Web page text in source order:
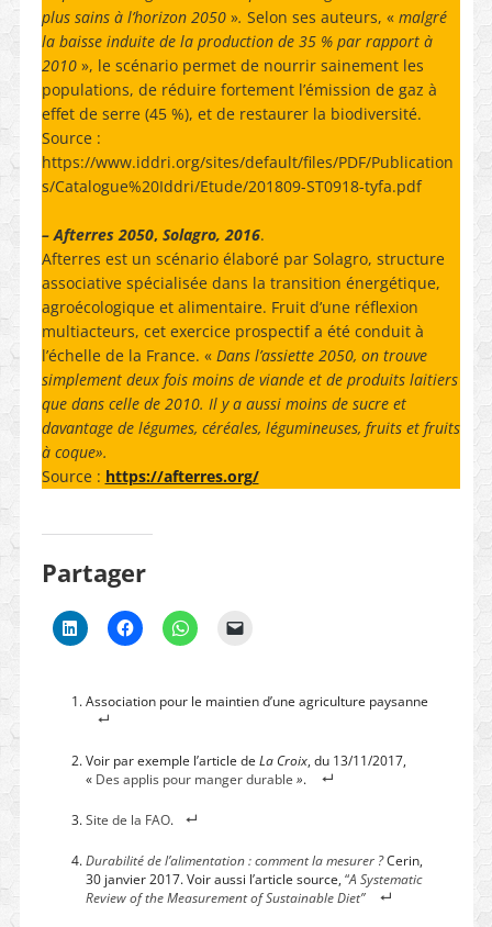
plus sains à l’horizon 2050 ». Selon ses auteurs, « malgré
la baisse induite de la production de 35 % par rapport à
2010», le scénario permet de nourrir sainement les
populations, de réduire fortement l’émission de gaz à
effet de serre (45 %), et de restaurer la biodiversité.
Source :
https://www.iddri.org/sites/default/files/PDF/Publication
s/Catalogue%20Iddri/Etude/201809-ST0918-tyfa.pdf
– Afterres 2050, Solagro, 2016.
Afterres est un scénario élaboré par Solagro, structure
associative spécialisée dans la transition énergétique,
agroécologique et alimentaire. Fruit d’une réflexion
multiacteurs, cet exercice prospectif a été conduit à
l’échelle de la France. « Dans l’assiette 2050, on trouve
simplement deux fois moins de viande et de produits laitiers
que dans celle de 2010. Il y a aussi moins de sucre et
davantage de légumes, céréales, légumineuses, fruits et fruits
à coque».
Source : https://afterres.org/
Partager
Association pour le maintien d’une agriculture paysanne
Voir par exemple l’article de La Croix, du 13/11/2017,
« Des applis pour manger durable ».
Site de la FAO.
Durabilité de l’alimentation : comment la mesurer ?Cerin,
30 janvier 2017. Voir aussi l’article source, “A Systematic
Review of the Measurement of Sustainable Diet”